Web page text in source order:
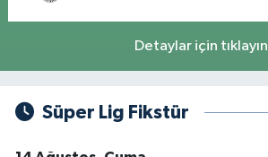
Detaylar için tıklayın
Süper Lig Fikstür